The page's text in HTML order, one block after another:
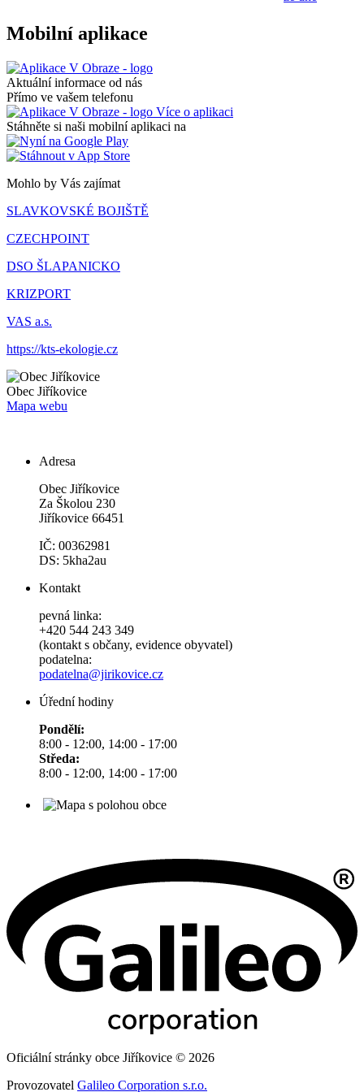
Mobilní aplikace
Aktuální informace od nás
Přímo ve vašem telefonu
Více o aplikaci
Stáhněte si naši mobilní aplikaci na
Mohlo by Vás zajímat
SLAVKOVSKÉ BOJIŠTĚ
CZECHPOINT
DSO ŠLAPANICKO
KRIZPORT
VAS a.s.
https://kts-ekologie.cz
Obec Jiříkovice
Mapa webu
Adresa
Obec Jiříkovice
Za Školou 230
Jiříkovice 66451
IČ: 00362981
DS: 5kha2au
Kontakt
pevná linka:
+420 544 243 349
(kontakt s občany, evidence obyvatel)
podatelna:
podatelna@jirikovice.cz
Úřední hodiny
Pondělí:
8:00 - 12:00, 14:00 - 17:00
Středa:
8:00 - 12:00, 14:00 - 17:00
Oficiální stránky obce Jiříkovice © 2026
Provozovatel Galileo Corporation s.r.o.